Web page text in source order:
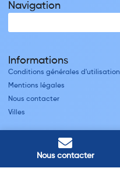
Nous contacter
Navigation
Informations
Conditions générales d'utilisation
Mentions légales
Nous contacter
Villes
Nos adresses
Louviers